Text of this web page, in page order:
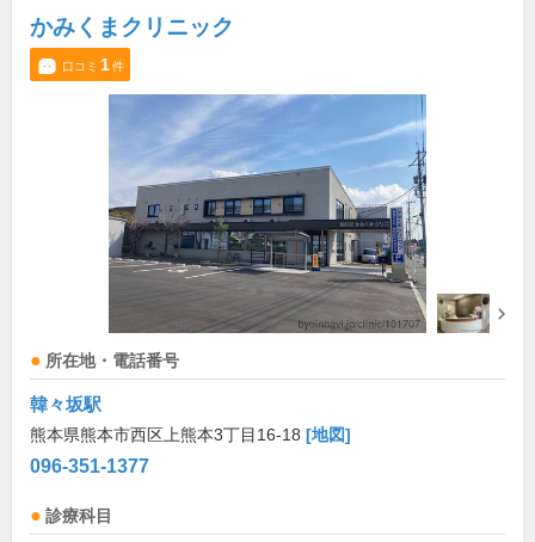
かみくまクリニック
口コミ 1件
所在地・電話番号
韓々坂駅
熊本県熊本市西区上熊本3丁目16-18 [地図]
096-351-1377
診療科目